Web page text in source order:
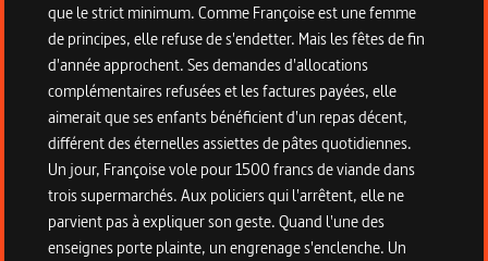
que le strict minimum. Comme Françoise est une femme
de principes, elle refuse de s'endetter. Mais les fêtes de fin
d'année approchent. Ses demandes d'allocations
complémentaires refusées et les factures payées, elle
aimerait que ses enfants bénéficient d'un repas décent,
différent des éternelles assiettes de pâtes quotidiennes.
Un jour, Françoise vole pour 1500 francs de viande dans
trois supermarchés. Aux policiers qui l'arrêtent, elle ne
parvient pas à expliquer son geste. Quand l'une des
enseignes porte plainte, un engrenage s'enclenche. Un